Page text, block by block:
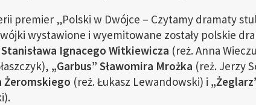
premier „Polski w Dwójce – Czytamy dramaty
wystawione i wyemitowane zostały polskie
Ignacego Witkiewicza (reż. Anna
„Garbus” Sławomira Mrożka (reż. Jerzy
Żeromskiego (reż. Łukasz Lewandowski) i